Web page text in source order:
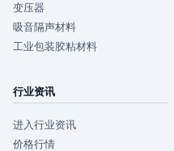
变压器
吸音隔声材料
工业包装胶粘材料
行业资讯
进入行业资讯
价格行情